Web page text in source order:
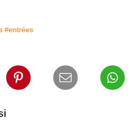
#entrées